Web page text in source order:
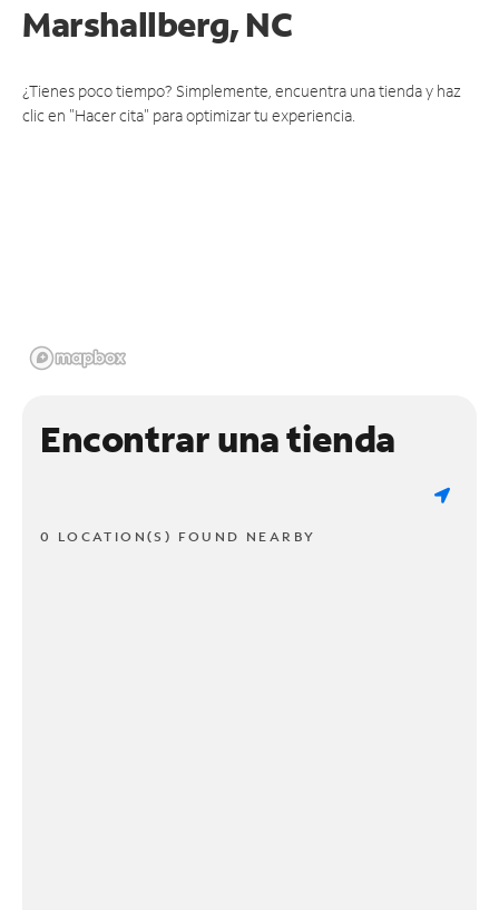
Marshallberg, NC
¿Tienes poco tiempo? Simplemente, encuentra una tienda y haz
clic en "Hacer cita" para optimizar tu experiencia.
Encontrar una tienda
0 LOCATION(S) FOUND NEARBY